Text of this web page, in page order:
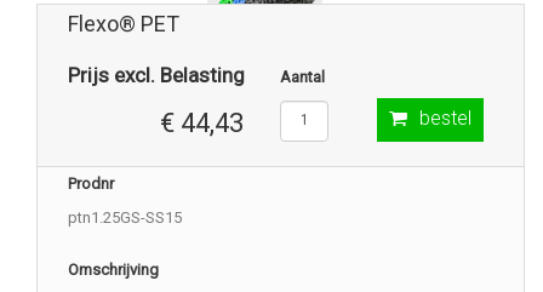
Flexo® PET
Prijs excl. Belasting
€ 44,43
Aantal
bestel
Prodnr
ptn1.25GS-SS15
Omschrijving